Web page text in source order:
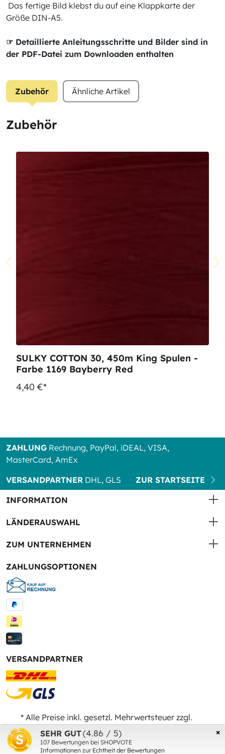
Das fertige Bild klebst du auf eine Klappkarte der
Größe DIN-A5.
☞ Detaillierte Anleitungsschritte und Bilder sind in
der PDF-Datei zum Downloaden enthalten
Zubehör Ähnliche Artikel
Zubehör
SULKY COTTON 30, 450m King Spulen -
Farbe 1169 Bayberry Red
4,40 €*
ZAHLUNG Rechnung, PayPal, iDEAL, VISA,
MasterCard, AmEx
VERSANDPARTNER DHL, GLS
ZUR STARTSEITE
INFORMATION
LÄNDERAUSWAHL
ZUM UNTERNEHMEN
ZAHLUNGSOPTIONEN
VERSANDPARTNER
* Alle Preise inkl. gesetzl. Mehrwertsteuer zzgl.
Versandkosten und ggf. Nachnahmegebühren, wenn
nicht anders angegeben.
×
SEHR GUT(4.86 / 5)
107 Bewertungen bei SHOPVOTE
Informationen zur Echtheit der Bewertungen